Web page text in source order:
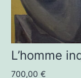
L’homme
700,00€